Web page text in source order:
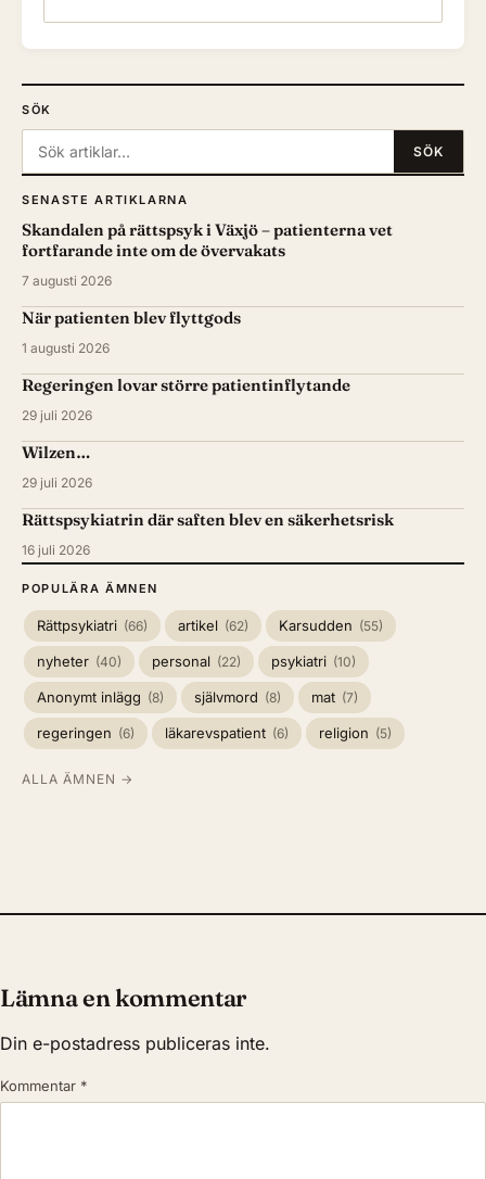
SÖK
Sök: SÖK
SENASTE ARTIKLARNA
Skandalen på rättspsyk i Växjö – patienterna vet
fortfarande inte om de övervakats
7 augusti 2026
När patienten blev flyttgods
1 augusti 2026
Regeringen lovar större patientinflytande
29 juli 2026
Wilzen…
29 juli 2026
Rättspsykiatrin där saften blev en säkerhetsrisk
16 juli 2026
POPULÄRA ÄMNEN
Rättpsykiatri (66) artikel (62) Karsudden (55)
nyheter (40) personal (22) psykiatri (10)
Anonymt inlägg (8) självmord (8) mat (7)
regeringen (6) läkarevspatient (6) religion (5)
ALLA ÄMNEN →
Lämna en kommentar
Din e-postadress publiceras inte.
Kommentar *